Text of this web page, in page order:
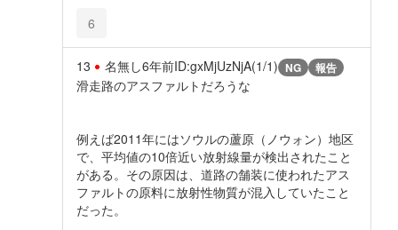
6
13 名無し6年前ID:gxMjUzNjA(1/1) NG 報告
滑走路のアスファルトだろうな
例えば2011年にはソウルの蘆原（ノウォン）地区
で、平均値の10倍近い放射線量が検出されたこと
がある。その原因は、道路の舗装に使われたアス
ファルトの原料に放射性物質が混入していたこと
だった。